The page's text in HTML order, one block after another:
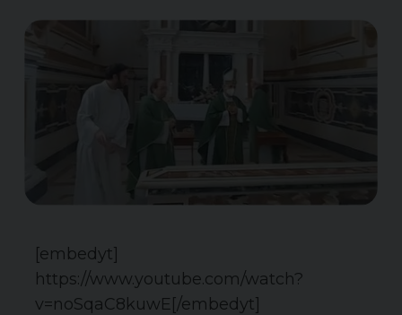
[embedyt]
https://www.youtube.com/watch?
v=noSqaC8kuwE[/embedyt]